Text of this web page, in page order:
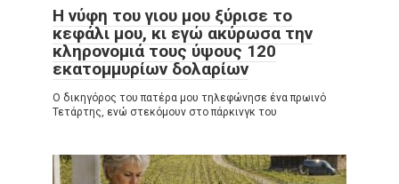
Η νύφη του γιου μου ξύρισε το
κεφάλι μου, κι εγώ ακύρωσα την
κληρονομιά τους ύψους 120
εκατομμυρίων δολαρίων
Ο δικηγόρος του πατέρα μου τηλεφώνησε ένα πρωινό
Τετάρτης, ενώ στεκόμουν στο πάρκινγκ του